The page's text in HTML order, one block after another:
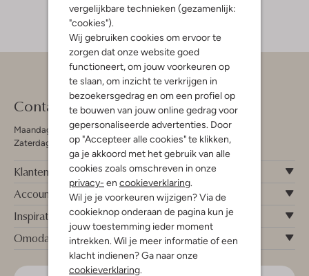
vergelijkbare technieken (gezamenlijk:
"cookies").
Wij gebruiken cookies om ervoor te
zorgen dat onze website goed
functioneert, om jouw voorkeuren op
te slaan, om inzicht te verkrijgen in
bezoekersgedrag en om een profiel op
te bouwen van jouw online gedrag voor
gepersonaliseerde advertenties. Door
op "Accepteer alle cookies" te klikken,
ga je akkoord met het gebruik van alle
cookies zoals omschreven in onze
privacy- en cookieverklaring.
Wil je je voorkeuren wijzigen? Via de
cookieknop onderaan de pagina kun je
jouw toestemming ieder moment
intrekken. Wil je meer informatie of een
klacht indienen? Ga naar onze
cookieverklaring.
Contact
Maandag - Vrijdag 09:00 - 19:00 uur
Zaterdag 09:00 - 17:00 uur
Klantenservice
Account
Inspiratie
Omoda